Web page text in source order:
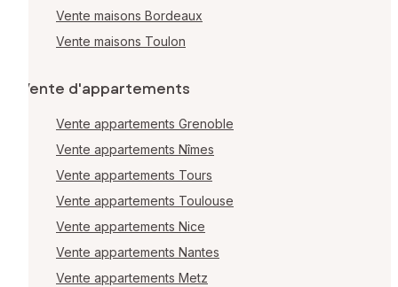
Vente maisons Bordeaux
Vente maisons Toulon
Vente d'appartements
Vente appartements Grenoble
Vente appartements Nîmes
Vente appartements Tours
Vente appartements Toulouse
Vente appartements Nice
Vente appartements Nantes
Vente appartements Metz